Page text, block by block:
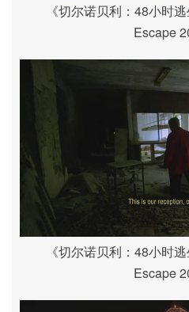
《切尔诺贝利：48小时
Escape
《切尔诺贝利：48小时
Escape